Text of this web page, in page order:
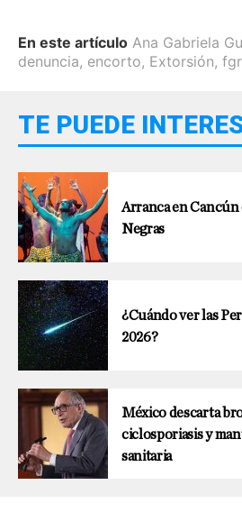
En este artículo Ana Gabriela
denuncia, encorto, Extorsión, fgr
TE PUEDE
Arranca en Cancún
Negras
¿Cuándo ver las
2026?
México descarta
ciclosporiasis y
sanitaria